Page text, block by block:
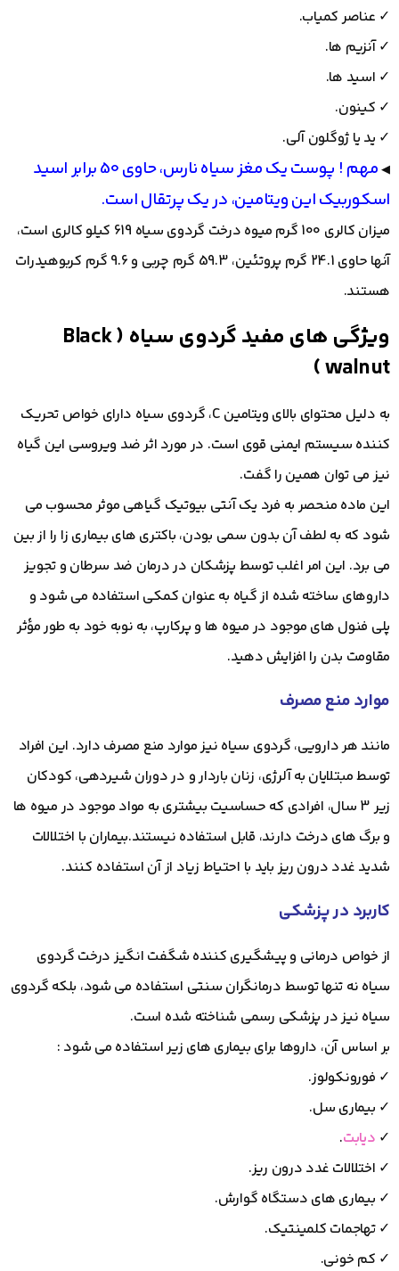
✓ عناصر کمیاب.
✓ آنزیم ها.
✓ اسید ها.
✓ کینون.
✓ ید یا ژوگلون آلی.
◀
مهم ! پوست یک مغز سیاه نارس، حاوی 50 برابر اسید
اسکوربیک این ویتامین، در یک پرتقال است.
میزان کالری 100 گرم میوه درخت گردوی سیاه 619 کیلو کالری است،
آنها حاوی 24.1 گرم پروتئین، 59.3 گرم چربی و 9.6 گرم کربوهیدرات
هستند.
ویژگی های مفید گردوی سیاه ( Black
walnut )
به دلیل محتوای بالای ویتامین C، گردوی سیاه دارای خواص تحریک
کننده سیستم ایمنی قوی است. در مورد اثر ضد ویروسی این گیاه
نیز می توان همین را گفت.
این ماده منحصر به فرد یک آنتی بیوتیک گیاهی موثر محسوب می
شود که به لطف آن بدون سمی بودن، باکتری های بیماری زا را از بین
می برد. این امر اغلب توسط پزشکان در درمان ضد سرطان و تجویز
داروهای ساخته شده از گیاه به عنوان کمکی استفاده می شود و
پلی فنول های موجود در میوه ها و پرکارپ، به نوبه خود به طور مؤثر
مقاومت بدن را افزایش دهید.
موارد منع مصرف
مانند هر دارویی، گردوی سیاه نیز موارد منع مصرف دارد. این افراد
توسط مبتلایان به آلرژی، زنان باردار و در دوران شیردهی، کودکان
زیر 3 سال، افرادی که حساسیت بیشتری به مواد موجود در میوه ها
و برگ های درخت دارند، قابل استفاده نیستند.بیماران با اختلالات
شدید غدد درون ریز باید با احتیاط زیاد از آن استفاده کنند.
کاربرد در پزشکی
از خواص درمانی و پیشگیری کننده شگفت انگیز درخت گردوی
سیاه نه تنها توسط درمانگران سنتی استفاده می شود، بلکه گردوی
سیاه نیز در پزشکی رسمی شناخته شده است.
بر اساس آن، داروها برای بیماری های زیر استفاده می شود :
✓ فورونکولوز.
✓ بیماری سل.
✓ دیابت.
✓ اختلالات غدد درون ریز.
✓ بیماری های دستگاه گوارش.
✓ تهاجمات کلمینتیک.
✓ کم خونی.